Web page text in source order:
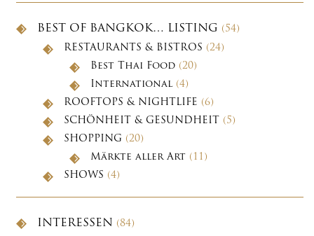
BEST OF BANGKOK… LISTING (54)
RESTAURANTS & BISTROS (24)
Best Thai Food (20)
International (4)
ROOFTOPS & NIGHTLIFE (6)
SCHÖNHEIT & GESUNDHEIT (5)
SHOPPING (20)
Märkte aller Art (11)
SHOWS (4)
INTERESSEN (84)